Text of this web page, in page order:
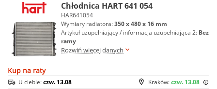
Chłodnica HART 641 054
HAR641054
Wymiary radiatora:350 x 480 x 16 mm
Artykuł uzupełniający / informacja uzupełniająca 2: Bez
ramy
Rozwiń więcej danych
Kup na raty
Kraków:czw. 13.08
U ciebie:czw. 13.08